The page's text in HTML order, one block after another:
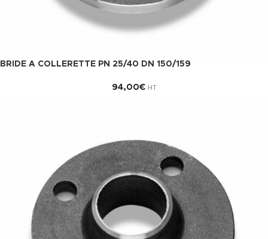
BRIDE A COLLERETTE PN 25/40 DN 150/159
94,00€ HT